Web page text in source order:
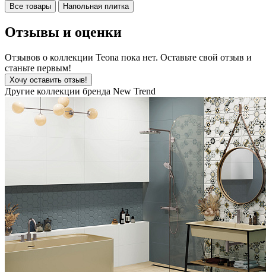
Все товары Напольная плитка
Отзывы и оценки
Отзывов о коллекции Teona пока нет. Оставьте свой отзыв и
станьте первым!
Хочу оставить отзыв!
Другие коллекции бренда New Trend